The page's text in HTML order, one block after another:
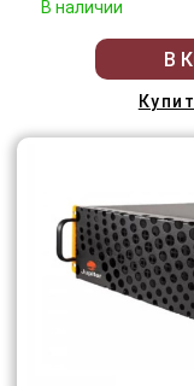
В наличии
В